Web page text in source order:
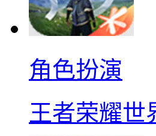
角色扮演
王者荣耀世